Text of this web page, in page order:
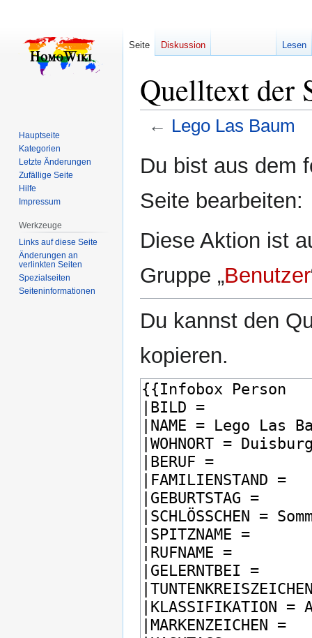
Quelltext der
← Lego Las Baum
Navigation
Suche
Du bist aus dem
Seite bearbeiten:
Diese Aktion ist
Gruppe „Benutzer
Du kannst den
kopieren.
Seite Diskussion Lesen
Hauptseite
Kategorien
Letzte Änderungen
Zufällige Seite
Hilfe
Impressum
Werkzeuge
Links auf diese Seite
Änderungen an
verlinkten Seiten
Spezialseiten
Seiten­­informationen